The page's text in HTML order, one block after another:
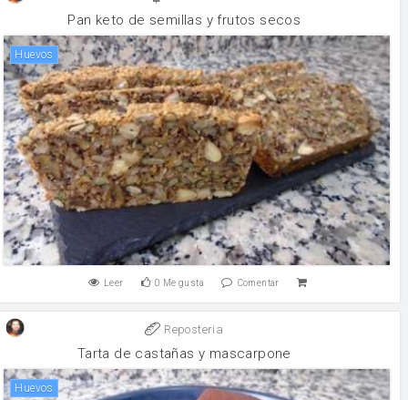
Pan keto de semillas y frutos secos
huevos
Leer 0 Me gusta Comentar
Reposteria
Tarta de castañas y mascarpone
huevos